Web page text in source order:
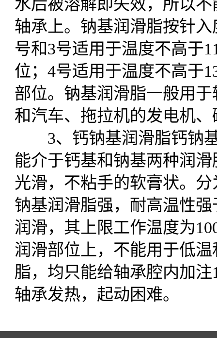
水后被溶解即失效，所以
轴承上。钠基润滑脂按针
号和3号适用于温度不高于
位；4号适用于温度不高于
部位。钠基润滑脂一般用
和汽车、拖拉机的发电机
3、钙钠基润滑脂钙钠基
能介于钙基和钠基两种润
光滑，不粘手的软膏状。
钠基润滑脂强，耐高温性
润滑，其上限工作温度为
润滑部位上，不能用于低
脂，均只能给轴承腔内加
轴承发热，起动困难。